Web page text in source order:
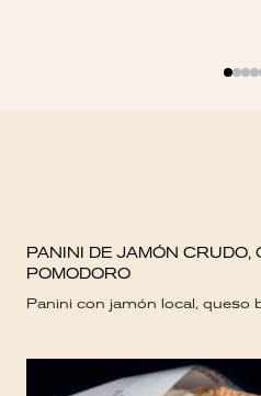
PANINI DE JAMÓN
POMODORO
Panini con jamón local, queso